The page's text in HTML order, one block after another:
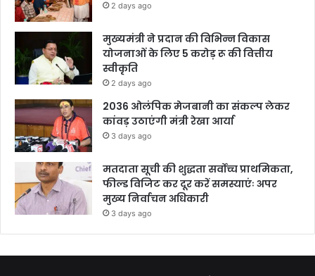
2 days ago
मुख्यमंत्री ने प्रदान की विभिन्न विकास
योजनाओं के लिए 5 करोड़ रू की वित्तीय
स्वीकृति
2 days ago
2036 ओलंपिक मेजबानी का संकल्प लेकर
कांवड़ उठाएंगी मंत्री रेखा आर्या
3 days ago
मतदाता सूची की शुद्धता सर्वोच्च प्राथमिकता,
फील्ड विजिट कर दूर करें समस्याएंः अपर
मुख्य निर्वाचन अधिकारी
3 days ago